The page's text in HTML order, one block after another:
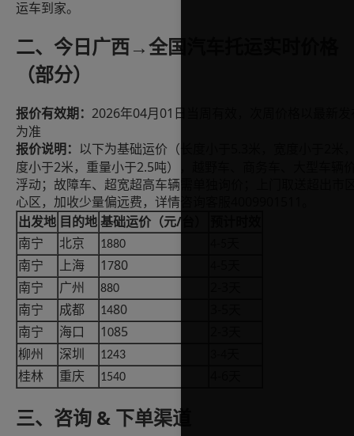
运车到家。
二、今日广西→全国汽车托运实时价格
（部分）
报价有效期： 2026年04月01日当周有效，次周价格以最新发
为准
报价说明： 以下为基础运价（长度小于
度小于2米，重量小于2.5吨），越野车、商务车、大型车辆
浮动；故障车、超宽超高车辆需单独询价；上门取送超出市
心区，加收少量偏远费，详情咨询客服4009901511。
出发地 目的地 基础运价（元/
南宁
北京 1880
南宁
上海 1 780
南宁
广州 880
南宁
成都 1480
南宁
海口 1085
柳州
深圳 1243
桂林
重庆 1540
三、咨询 & 下单渠道